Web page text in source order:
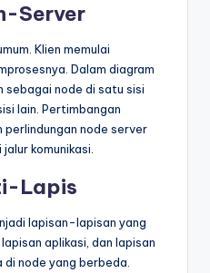
Server
Klien memulai
Dalam diagram
sebagai node di satu sisi
lain. Pertimbangan
perlindungan node server
komunikasi.
Lapis
lapisan-lapisan yang
aplikasi, dan lapisan
node yang berbeda.